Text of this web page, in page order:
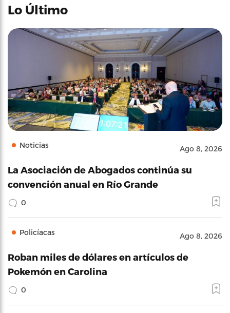
Lo Último
Noticias Ago 8, 2026
La Asociación de Abogados continúa su
convención anual en Río Grande
0
Policíacas Ago 8, 2026
Roban miles de dólares en artículos de
Pokemón en Carolina
0